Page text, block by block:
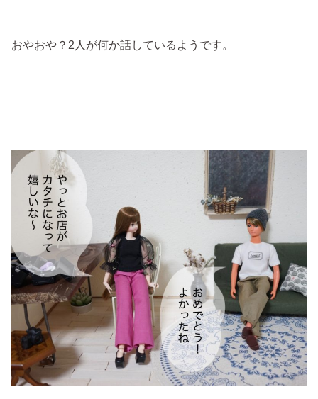
おやおや？2人が何か話しているようです。